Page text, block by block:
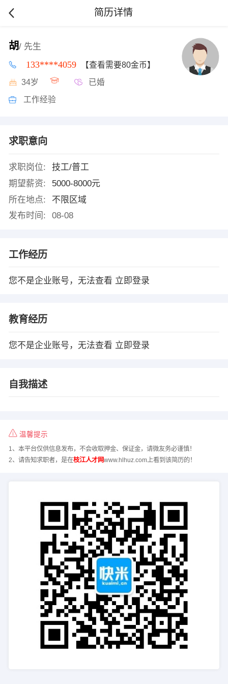
简历详情
胡/ 先生
133****4059 【查看需要80金币】
34岁 已婚
工作经验
求职意向
求职岗位:
技工/普工
期望薪资:
5000-8000元
所在地点:
不限区域
发布时间:
08-08
工作经历
您不是企业账号，无法查看 立即登录
教育经历
您不是企业账号，无法查看 立即登录
自我描述
温馨提示
1、本平台仅供信息发布，不会收取押金、保证金，请微友务必谨慎！
2、请告知求职者，是在枝江人才网www.hlhuz.com上看到该简历的！